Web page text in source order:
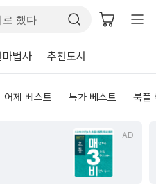
마법사 추천도서
어제 베스트 특가 베스트 북플
AD